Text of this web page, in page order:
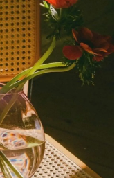
を参考に安全性
まつエクの安全
術ポイント
ン選びのコツ
スト活用方法